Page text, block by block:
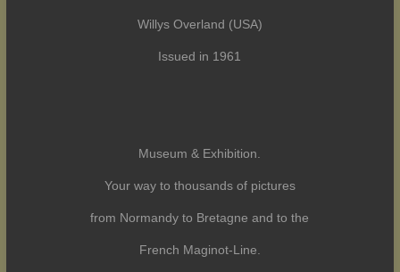
Willys Overland (USA)
Issued in 1961
Museum & Exhibition.
Your way to thousands of pictures
from Normandy to Bretagne and to the
French Maginot-Line.